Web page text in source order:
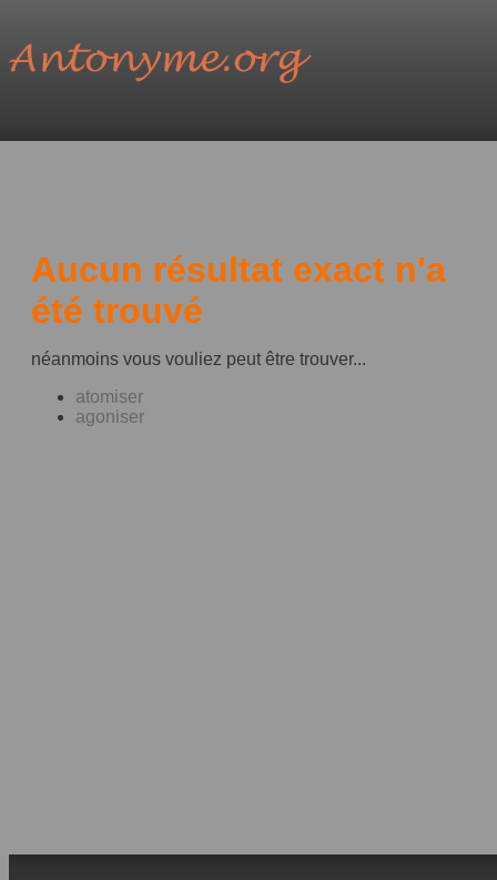
Aucun résultat exact n'a
été trouvé
néanmoins vous vouliez peut être trouver...
atomiser
agoniser